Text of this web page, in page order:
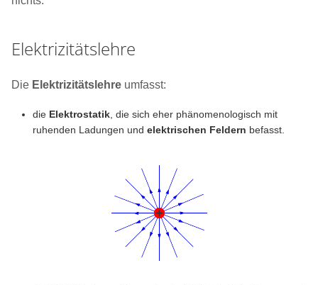
Elektrizitätslehre
Die Elektrizitätslehre umfasst:
die Elektrostatik, die sich eher phänomenologisch mit
ruhenden Ladungen und elektrischen Feldern befasst.